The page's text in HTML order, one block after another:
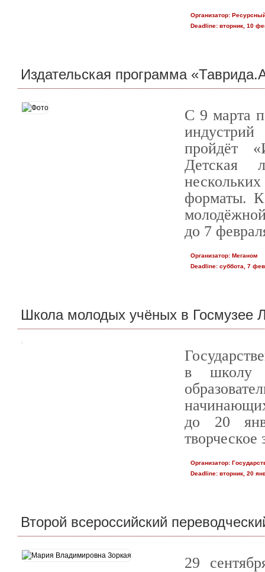
Организатор:
Deadline:вторник, 10
Издательская программа
С 9 марта
пройдёт
Детская
форматы. К
до 7
Организатор:Меганом
Deadline:суббота, 7
Школа молодых учёных в Госмузее
в школу
до 20
творческое
Организатор:
Deadline:вторник, 20
Второй всероссийский
29